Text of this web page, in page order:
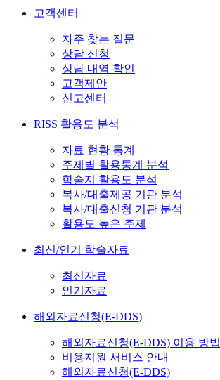
고객센터
자주 찾는 질문
상담 신청
상담 내역 확인
고객제안
신고센터
RISS 활용도 분석
자료 현황 통계
주제별 활용통계 분석
학술지 활용도 분석
복사/대출제공 기관 분석
복사/대출신청 기관 분석
활용도 높은 주제
최신/인기 학술자료
최신자료
인기자료
해외자료신청(E-DDS)
해외자료신청(E-DDS) 이용 방법
비용지원 서비스 안내
해외자료신청(E-DDS)